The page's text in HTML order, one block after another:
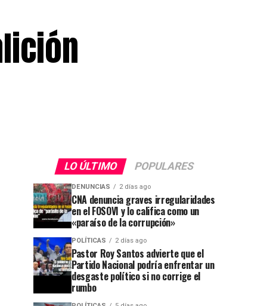
LO ÚLTIMO POPULARES
DENUNCIAS 2 días ago
CNA denuncia graves irregularidades
en el FOSOVI y lo califica como un
«paraíso de la corrupción»
POLÍTICAS 2 días ago
Pastor Roy Santos advierte que el
Partido Nacional podría enfrentar un
desgaste político si no corrige el
rumbo